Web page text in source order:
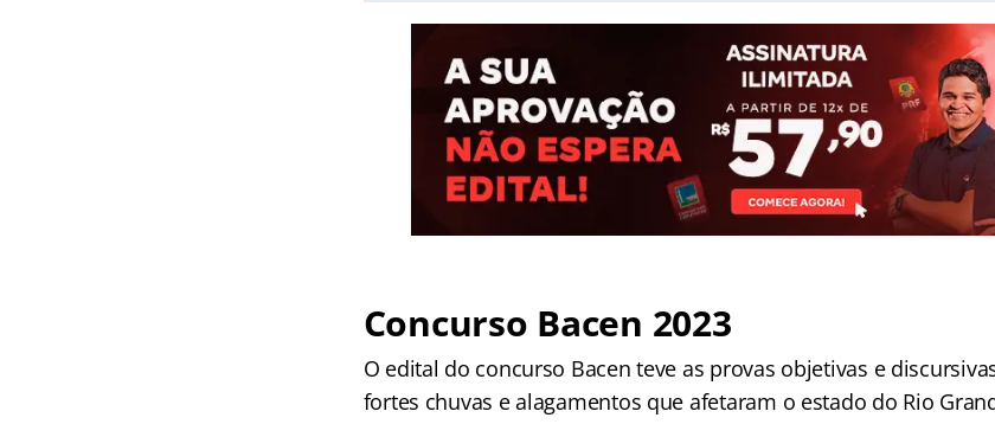
Concurso Bacen 2023
O edital do concurso Bacen teve as provas objetivas e
fortes chuvas e alagamentos que afetaram o estado do Rio